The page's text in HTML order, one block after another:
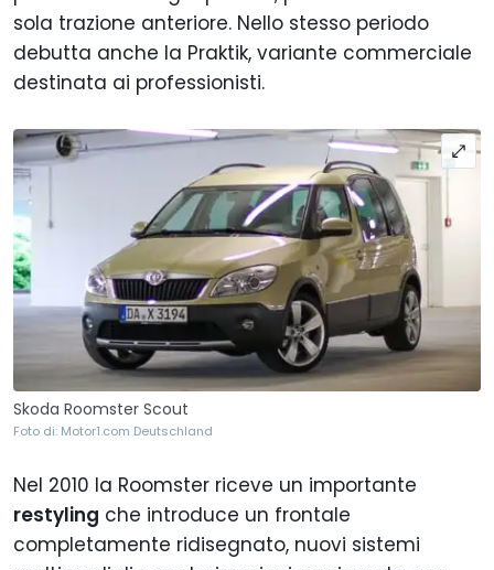
sola trazione anteriore. Nello stesso periodo
debutta anche la Praktik, variante commerciale
destinata ai professionisti.
Skoda Roomster Scout
Foto di: Motor1.com Deutschland
Nel 2010 la Roomster riceve un importante
restyling che introduce un frontale
completamente ridisegnato, nuovi sistemi